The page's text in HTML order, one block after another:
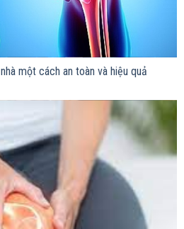
một cách an toàn và hiệu quả